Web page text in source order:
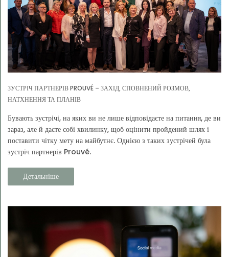
ЗУСТРІЧ ПАРТНЕРІВ PROUVÉ – ЗАХІД, СПОВНЕНИЙ РОЗМОВ,
НАТХНЕННЯ ТА ПЛАНІВ
Бувають зустрічі, на яких ви не лише відповідаєте на питання, де ви
зараз, але й даєте собі хвилинку, щоб оцінити пройдений шлях і
поставити чітку мету на майбутнє. Однією з таких зустрічей була
зустріч партнерів Prouvé.
Детальніше